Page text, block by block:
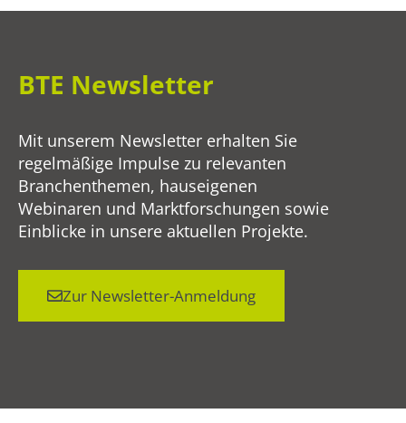
BTE Newsletter
Mit unserem Newsletter erhalten Sie
regelmäßige Impulse zu relevanten
Branchenthemen, hauseigenen
Webinaren und Marktforschungen sowie
Einblicke in unsere aktuellen Projekte.
Zur Newsletter-Anmeldung